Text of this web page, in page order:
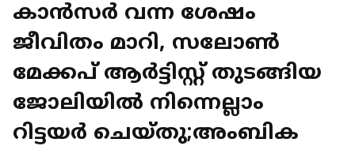
കാൻസർ വന്ന ശേഷം
ജീവിതം മാറി, സലോൺ
മേക്കപ് ആർട്ടിസ്റ്റ് തുടങ്ങിയ
ജോലിയിൽ നിന്നെല്ലാം
റിട്ടയർ ചെയ്തു;അംബിക